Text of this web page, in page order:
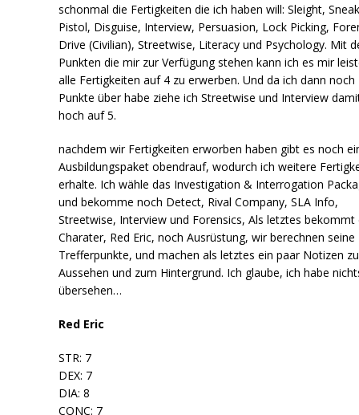
schonmal die Fertigkeiten die ich haben will: Sleight,
Pistol, Disguise, Interview, Persuasion, Lock Picking,
Drive (Civilian), Streetwise, Literacy und Psychology. Mit
Punkten die mir zur Verfügung stehen kann ich es mir
alle Fertigkeiten auf 4 zu erwerben. Und da ich dann noch
Punkte über habe ziehe ich Streetwise und Interview
hoch auf 5.
nachdem wir Fertigkeiten erworben haben gibt es noch
Ausbildungspaket obendrauf, wodurch ich weitere
erhalte. Ich wähle das Investigation & Interrogation
und bekomme noch Detect, Rival Company, SLA Info,
Streetwise, Interview und Forensics, Als letztes bekommt
Charater, Red Eric, noch Ausrüstung, wir berechnen seine
Trefferpunkte, und machen als letztes ein paar Notizen
Aussehen und zum Hintergrund. Ich glaube, ich habe
übersehen…
Red Eric
STR: 7
DEX: 7
DIA: 8
CONC: 7